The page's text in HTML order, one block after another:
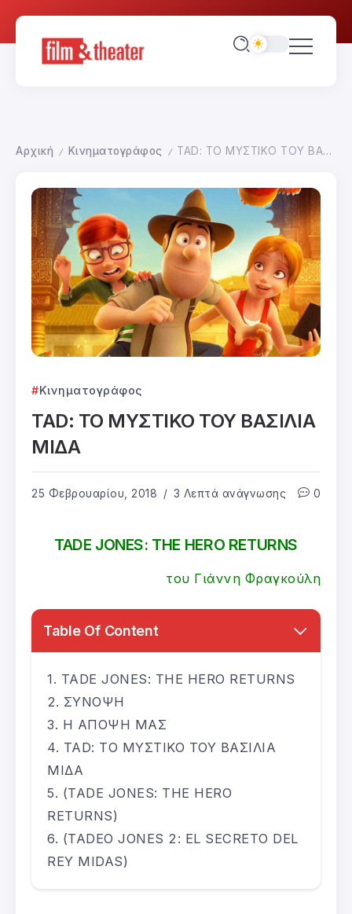
Αρχική / Κινηματογράφος / TAD: ΤΟ ΜΥΣΤΙΚΟ ΤΟΥ ΒΑΣΙΛΙΑ ΜΙΔΑ
Κινηματογράφος
TAD: ΤΟ ΜΥΣΤΙΚΟ ΤΟΥ ΒΑΣΙΛΙΑ
ΜΙΔΑ
25 Φεβρουαρίου, 2018 3 Λεπτά ανάγνωσης 0
TADE JONES: THE HERO RETURNS
του Γιάννη Φραγκούλη
Table Of Content
TADE JONES: THE HERO RETURNS
ΣΥΝΟΨΗ
Η ΑΠΟΨΗ ΜΑΣ
TAD: ΤΟ ΜΥΣΤΙΚΟ ΤΟΥ ΒΑΣΙΛΙΑ
ΜΙΔΑ
(TADE JONES: THE HERO
RETURNS)
(TADEO JONES 2: EL SECRETO DEL
REY MIDAS)